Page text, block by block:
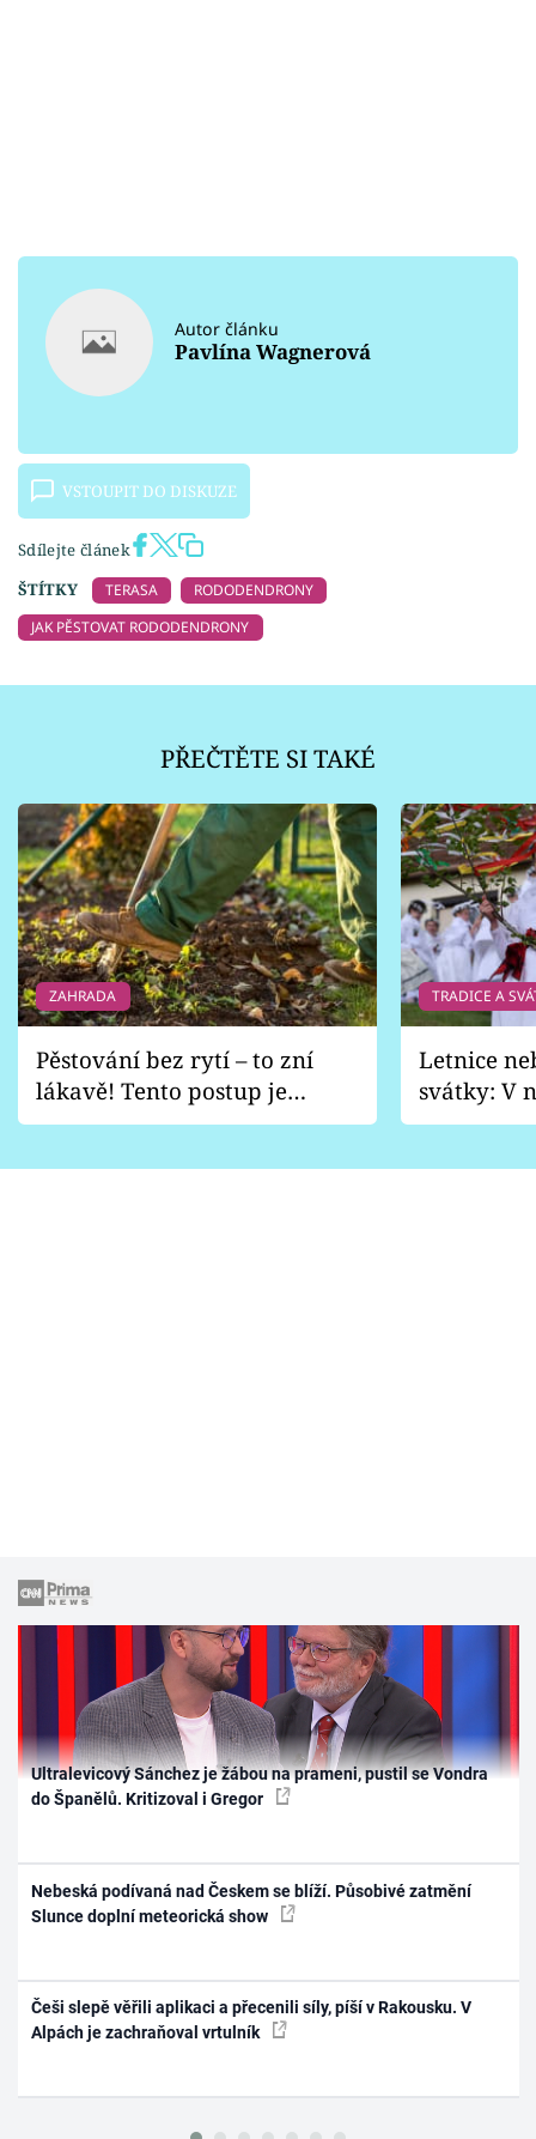
Autor článku
Pavlína Wagnerová
VSTOUPIT DO DISKUZE
Sdílejte článek
ŠTÍTKY
TERASA
RODODENDRONY
JAK PĚSTOVAT RODODENDRONY
PŘEČTĚTE SI TAKÉ
ZAHRADA
Pěstování bez rytí – to zní
lákavě! Tento postup je
vhodný jen pro některé
TRADICE A
Letnice
svátky: V
pondělí
Ultralevicový Sánchez je žábou na prameni, pustil se Vondra
do Španělů. Kritizoval i Gregor
Nebeská podívaná nad Českem se blíží. Působivé zatmění
Slunce doplní meteorická show
Češi slepě věřili aplikaci a přecenili síly, píší v Rakousku. V
Alpách je zachraňoval vrtulník